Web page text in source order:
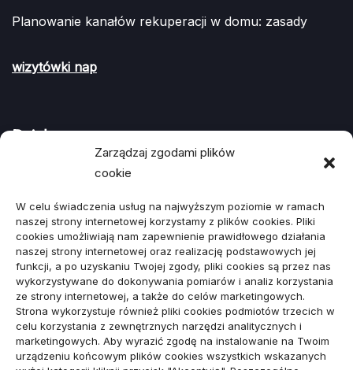
Zarządzaj zgodami plików
cookie
W celu świadczenia usług na najwyższym poziomie w ramach
naszej strony internetowej korzystamy z plików cookies. Pliki
cookies umożliwiają nam zapewnienie prawidłowego działania
naszej strony internetowej oraz realizację podstawowych jej
funkcji, a po uzyskaniu Twojej zgody, pliki cookies są przez nas
wykorzystywane do dokonywania pomiarów i analiz korzystania
ze strony internetowej, a także do celów marketingowych.
Strona wykorzystuje również pliki cookies podmiotów trzecich w
celu korzystania z zewnętrznych narzędzi analitycznych i
marketingowych. Aby wyrazić zgodę na instalowanie na Twoim
urządzeniu końcowym plików cookies wszystkich wskazanych
Planowanie kanałów rekuperacji w domu: zasady
wizytówki nap
Działy
Biznes, Finanse(78)
Budownictwo, Przemysł(64)
Dom, Ogród(79)
Edukacja, Rozrywka(34)
Inne (89)
Moda, Lifestyle(23)